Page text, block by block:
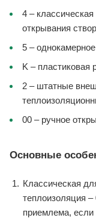
4 –
открывания
5 –
K – пластиковая
2 – штатные
00 – ручное
Основные
Классическая
теплоизоляция
приемлема, если